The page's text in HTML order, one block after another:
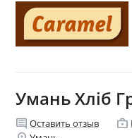
Умань Хліб
comment Оставить отзыв enterprise